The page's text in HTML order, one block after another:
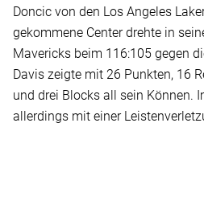
Doncic von den Los Angeles
gekommene Center drehte in
Mavericks beim 116:105 gegen
Davis zeigte mit 26 Punkten, 16
und drei Blocks all sein Können.
allerdings mit einer